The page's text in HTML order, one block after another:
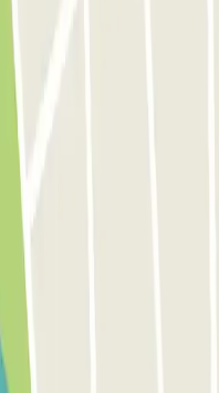
à proximité INDIGO
cher
à bas prix
Paris